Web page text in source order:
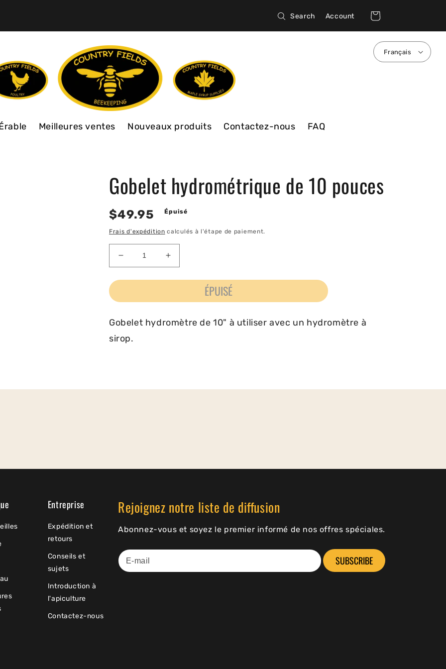
Search Account
Connexion Panier
Français
Meilleures ventes Nouveaux produits Contactez-nous FAQ
Gobelet hydrométrique de 10 pouces
Prix
habituel
$49.95 Épuisé
Frais d'expédition calculés à l'étape de paiement.
Réduire
la
quantité
Gobelet
de
pouces
Augmenter
la
quantité
Gobelet
de
ÉPUISÉ
Gobelet hydromètre de 10" à utiliser avec un hydromètre à
sirop.
Entreprise
Expédition et
retours
Conseils et
sujets
Introduction à
l'apiculture
Contactez-nous
Rejoignez notre liste de diffusion
Abonnez-vous et soyez le premier informé de nos offres spéciales.
SUBSCRIBE